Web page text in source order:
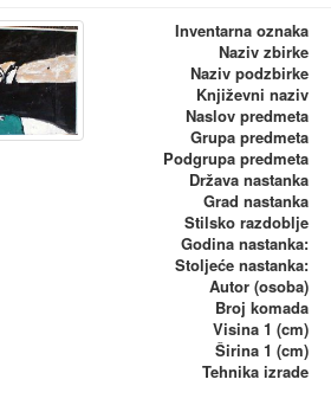
Inventarna oznaka
Naziv zbirke
Naziv podzbirke
Književni naziv
Naslov predmeta
Grupa predmeta
Podgrupa predmeta
Država nastanka
Grad nastanka
Stilsko razdoblje
Godina nastanka:
Stoljeće nastanka:
Autor (osoba)
Broj komada
Visina 1 (cm)
Širina 1 (cm)
Tehnika izrade